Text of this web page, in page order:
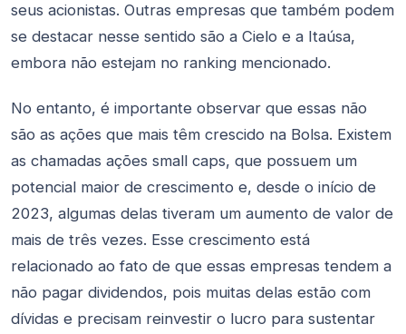
seus acionistas. Outras empresas que também podem
se destacar nesse sentido são a Cielo e a Itaúsa,
embora não estejam no ranking mencionado.
No entanto, é importante observar que essas não
são as ações que mais têm crescido na Bolsa. Existem
as chamadas ações small caps, que possuem um
potencial maior de crescimento e, desde o início de
2023, algumas delas tiveram um aumento de valor de
mais de três vezes. Esse crescimento está
relacionado ao fato de que essas empresas tendem a
não pagar dividendos, pois muitas delas estão com
dívidas e precisam reinvestir o lucro para sustentar